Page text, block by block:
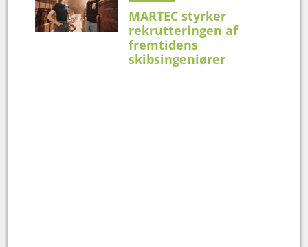
MARTEC styrker
rekrutteringen af
fremtidens
skibsingeniører